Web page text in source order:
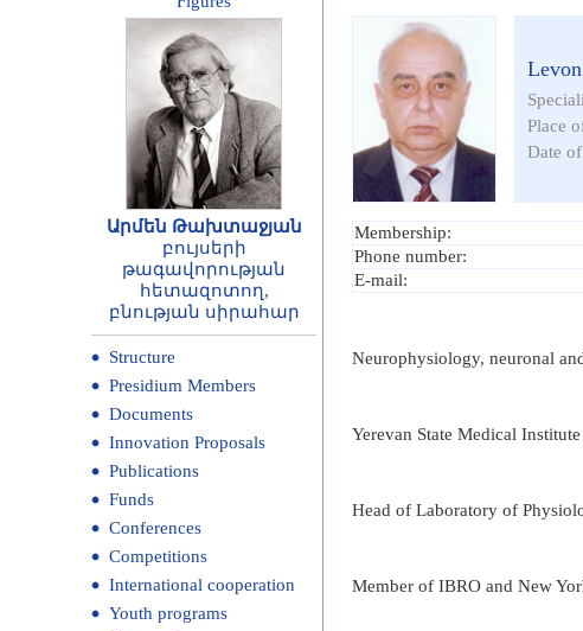
Արմեն Թախտաջյան
բույսերի
թագավորության
հետազոտող,
բնության սիրահար
Structure
Presidium Members
Documents
Innovation Proposals
Publications
Funds
Conferences
Competitions
International cooperation
Youth programs
Place
Date
Membership:
Phone number:
E-mail:
Neurophysiology, neuronal
Yerevan State Medical
Head of Laboratory of
Member of IBRO and New